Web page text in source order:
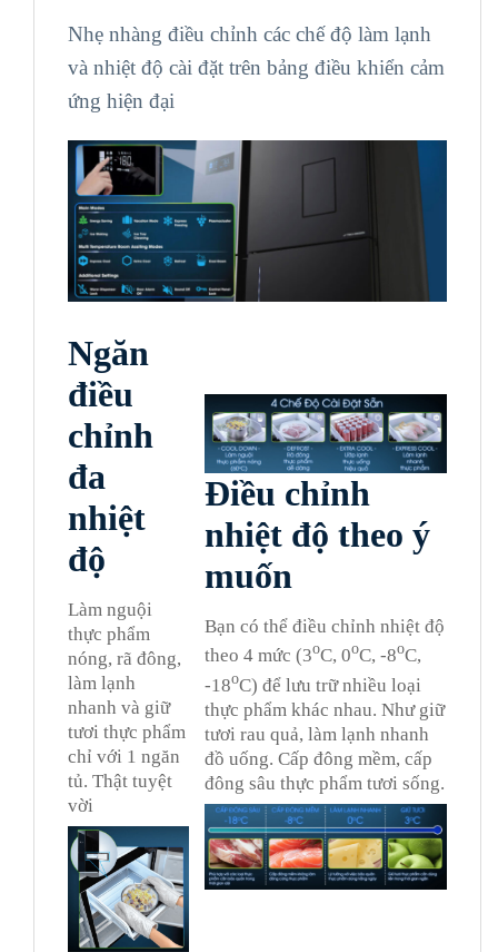
Nhẹ nhàng điều chỉnh các chế độ làm lạnh
và nhiệt độ cài đặt trên bảng điều khiển cảm
ứng hiện đại
Ngăn
điều
chỉnh
đa
nhiệt
độ
Làm nguội
thực phẩm
nóng, rã đông,
làm lạnh
nhanh và giữ
tươi thực phẩm
chỉ với 1 ngăn
tủ. Thật tuyệt
vời
Điều chỉnh
nhiệt độ theo ý
muốn
Bạn có thể điều chỉnh nhiệt độ
theo 4 mức (3oC, 0oC, -8oC,
-18oC) để lưu trữ nhiều loại
thực phẩm khác nhau. Như giữ
tươi rau quả, làm lạnh nhanh
đồ uống. Cấp đông mềm, cấp
đông sâu thực phẩm tươi sống.